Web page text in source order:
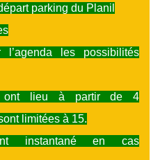
parking du Planil
l’agenda les possibilités
ont lieu à partir de 4
limitées à 15.
instantané en cas